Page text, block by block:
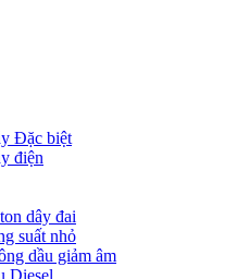
Đặc biệt
điện
dây đai
suất nhỏ
dầu giảm âm
Diesel